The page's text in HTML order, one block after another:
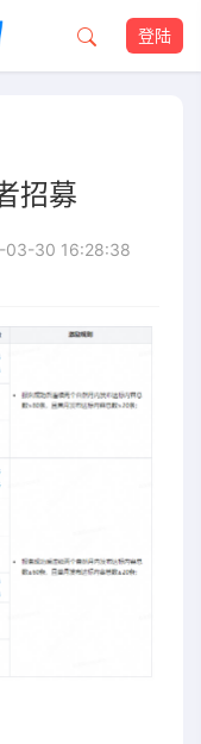
登陆
招募
03-30 16:28:38